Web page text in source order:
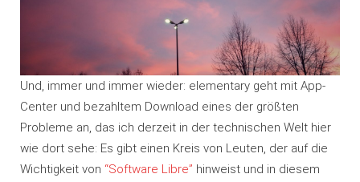
Und, immer und immer wieder: elementary geht mit App-
Center und bezahltem Download eines der größten
Probleme an, das ich derzeit in der technischen Welt hier
wie dort sehe: Es gibt einen Kreis von Leuten, der auf die
Wichtigkeit von “Software Libre” hinweist und in diesem